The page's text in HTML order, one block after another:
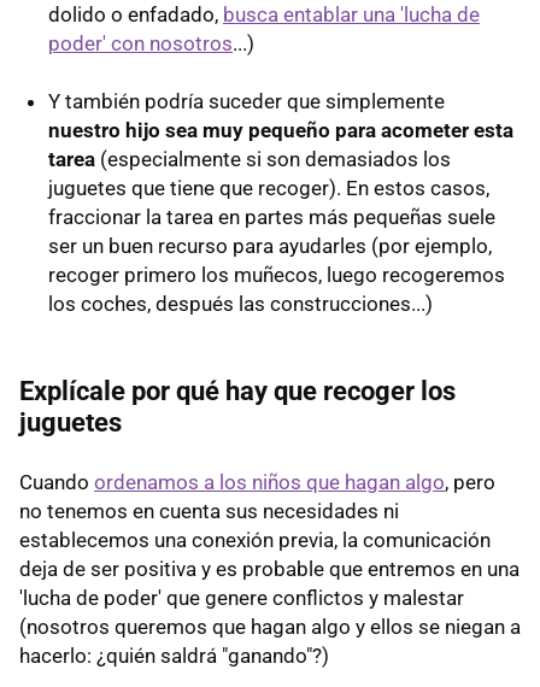
dolido o enfadado, busca entablar una 'lucha de
poder' con nosotros...)
Y también podría suceder que simplemente
nuestro hijo sea muy pequeño para acometer esta
tarea (especialmente si son demasiados los
juguetes que tiene que recoger). En estos casos,
fraccionar la tarea en partes más pequeñas suele
ser un buen recurso para ayudarles (por ejemplo,
recoger primero los muñecos, luego recogeremos
los coches, después las construcciones...)
Explícale por qué hay que recoger los
juguetes
Cuando ordenamos a los niños que hagan algo, pero
no tenemos en cuenta sus necesidades ni
establecemos una conexión previa, la comunicación
deja de ser positiva y es probable que entremos en una
'lucha de poder' que genere conflictos y malestar
(nosotros queremos que hagan algo y ellos se niegan a
hacerlo: ¿quién saldrá "ganando"?)